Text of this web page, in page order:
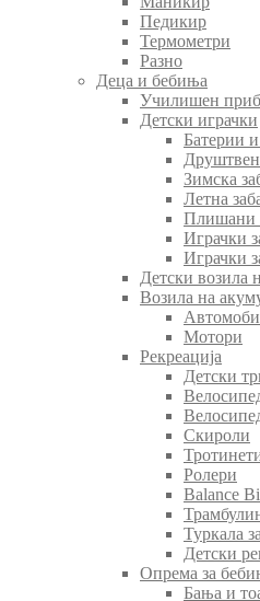
Педикир
Термометри
Разно
Деца и бебиња
Училишен
Детски играчки
Батерии
Зимска
Летна
Плишани
Играчки
Играчки
Детски возила
Возила на
Мотори
Рекреација
Детски
Скироли
Ролери
Balance
Туркала
Детски
Опрема за
Бања и